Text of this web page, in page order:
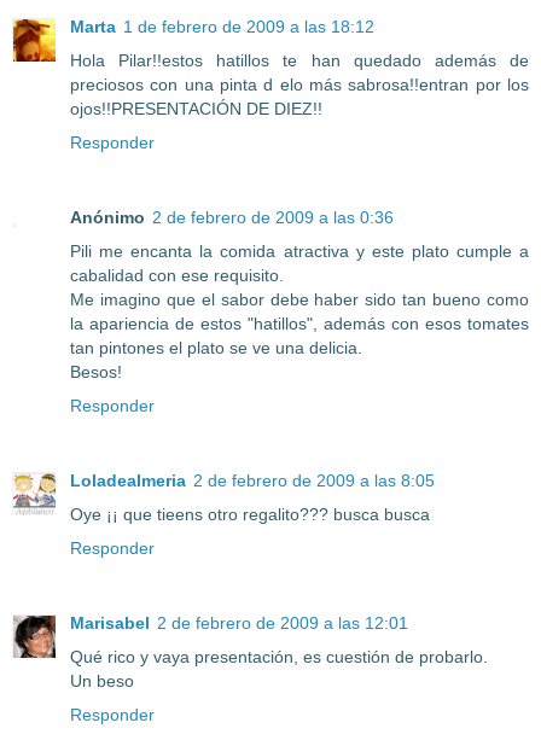
Marta 1 de febrero de 2009 a las 18:12
Hola Pilar!!estos hatillos te han quedado además de
preciosos con una pinta d elo más sabrosa!!entran por los
ojos!!PRESENTACIÓN DE DIEZ!!
Responder
Anónimo 2 de febrero de 2009 a las 0:36
Pili me encanta la comida atractiva y este plato cumple a
cabalidad con ese requisito.
Me imagino que el sabor debe haber sido tan bueno como
la apariencia de estos "hatillos", además con esos tomates
tan pintones el plato se ve una delicia.
Besos!
Responder
Loladealmeria 2 de febrero de 2009 a las 8:05
Oye ¡¡ que tieens otro regalito??? busca busca
Responder
Marisabel 2 de febrero de 2009 a las 12:01
Qué rico y vaya presentación, es cuestión de probarlo.
Un beso
Responder